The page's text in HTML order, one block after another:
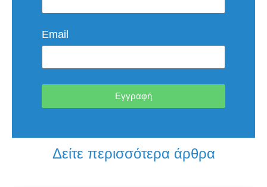
Email
Εγγραφή
Δείτε περισσότερα άρθρα